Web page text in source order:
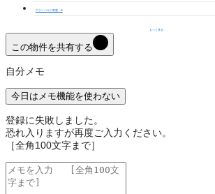
グランパルク東豊 B
もっと見る
この物件を共有する
自分メモ
今日はメモ機能を使わない
登録に失敗しました。
恐れ入りますが再度ご入力ください。
［全角100文字まで］